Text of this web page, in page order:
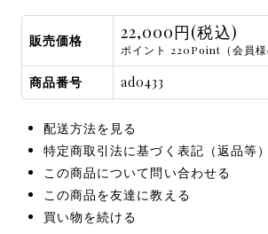
販売価格 22,000円(税込)
ポイント 220Point（会員様
商品番号 ad0433
配送方法を見る
特定商取引法に基づく表記（返品等）
この商品について問い合わせる
この商品を友達に教える
買い物を続ける